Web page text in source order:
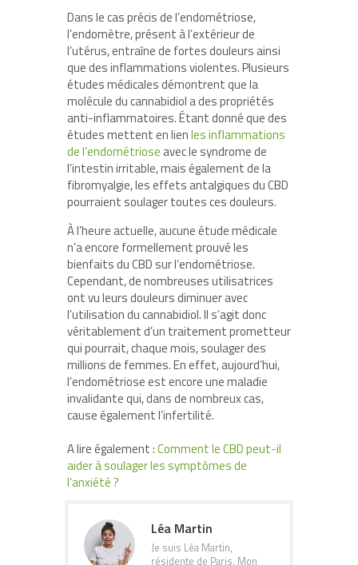
Dans le cas précis de l’endométriose,
l’endomètre, présent à l’extérieur de
l’utérus, entraîne de fortes douleurs ainsi
que des inflammations violentes. Plusieurs
études médicales démontrent que la
molécule du cannabidiol a des propriétés
anti-inflammatoires. Étant donné que des
études mettent en lienles inflammations
de l’endométriose avec le syndrome de
l’intestin irritable, mais également de la
fibromyalgie, les effets antalgiques du CBD
pourraient soulager toutes ces douleurs.
À l’heure actuelle, aucune étude médicale
n’a encore formellement prouvé les
bienfaits du CBD sur l’endométriose.
Cependant, de nombreuses utilisatrices
ont vu leurs douleurs diminuer avec
l’utilisation du cannabidiol. Il s’agit donc
véritablement d’un traitement prometteur
qui pourrait, chaque mois, soulager des
millions de femmes. En effet, aujourd’hui,
l’endométriose est encore une maladie
invalidante qui, dans de nombreux cas,
cause également l’infertilité.
A lire également :Comment le CBD peut-il
aider à soulager les symptômes de
l’anxiété ?
Léa Martin
Je suis Léa Martin,
résidente de Paris. Mon